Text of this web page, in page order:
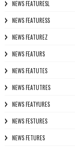
NEWS FEATURESL
NEWS FEATURESS
NEWS FEATUREZ
NEWS FEATURS
NEWS FEATUTES
NEWS FEATUTRES
NEWS FEATYURES
NEWS FESTURES
NEWS FETURES